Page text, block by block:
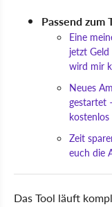
Passend zum
Eine
jetzt
wird mir
Neues
gestartet
kostenlos
Zeit
euch die
Das Tool läuft